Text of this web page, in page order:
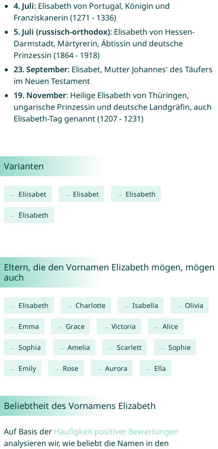
4. Juli: Elisabeth von Portugal, Königin und
Franziskanerin (1271 - 1336)
5. Juli (russisch-orthodox): Elisabeth von Hessen-
Darmstadt, Märtyrerin, Äbtissin und deutsche
Prinzessin (1864 - 1918)
23. September: Elisabet, Mutter Johannes' des Täufers
im Neuen Testament
19. November: Heilige Elisabeth von Thüringen,
ungarische Prinzessin und deutsche Landgräfin, auch
Elisabeth-Tag genannt (1207 - 1231)
Varianten
Eliisabet Elisabet Elisabeth
Élisabeth
Eltern, die den Vornamen Elizabeth mögen, mögen
auch
Elisabeth Charlotte Isabella Olivia
Emma Grace Victoria Alice
Sophia Amelia Scarlett Sophie
Emily Rose Aurora Ella
Beliebtheit des Vornamens Elizabeth
Auf Basis der Häufigkeit positiver Bewertungen
analysieren wir, wie beliebt die Namen in den